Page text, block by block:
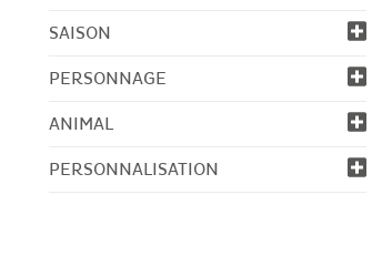
SAISON
PERSONNAGE
ANIMAL
PERSONNALISATION